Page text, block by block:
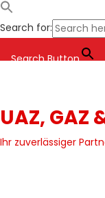
Search for:
Search Button
UAZ,
Ihr zuverlässiger